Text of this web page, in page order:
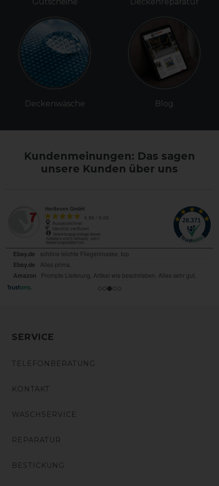
Deckenwäsche Blog
Kundenmeinungen: Das sagen
unsere Kunden über uns
SERVICE
TELEFONBERATUNG
KONTAKT
WASCHSERVICE
REPARATUR
BESTICKUNG